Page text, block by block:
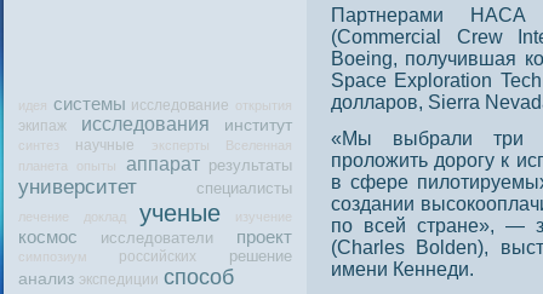
идея системы исследование открытия
экипаж исследования институт
синтез научные эксперты
Вселенная
планета
опыты аппарат результаты
университет специалисты
лечение доклад ученые изучение
космос исследователи проект
симпозиум российских
решение
анализ экспедиции способ
Партнерами
(Commercial Crew
Boeing, получившая
Space Exploration
долларов, Sierra
«Мы выбрали три
проложить дорогу к
в сфере
создании
по всей стране», —
(Charles Bolden),
имени Кеннеди.